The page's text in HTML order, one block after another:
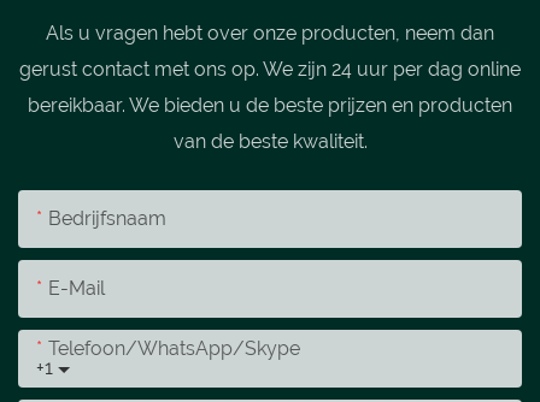
Als u vragen hebt over onze producten, neem dan
gerust contact met ons op. We zijn 24 uur per dag online
bereikbaar. We bieden u de beste prijzen en producten
van de beste kwaliteit.
Bedrijfsnaam
E-Mail
+1
Telefoon/WhatsApp/Skype